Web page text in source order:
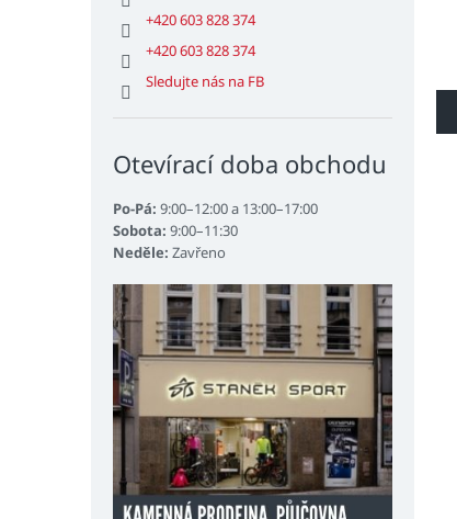
+420 603 828 374
+420 603 828 374
Sledujte nás na FB
Otevírací doba obchodu
Po-Pá: 9:00–12:00 a 13:00–17:00
Sobota: 9:00–11:30
Neděle: Zavřeno